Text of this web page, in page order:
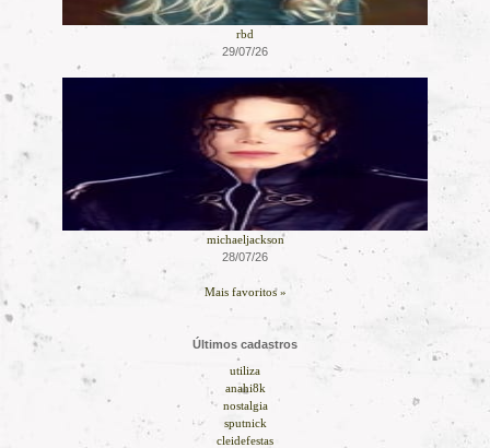
rbd
29/07/26
michaeljackson
28/07/26
Mais favoritos »
Últimos cadastros
utiliza
anahi8k
nostalgia
sputnick
cleidefestas